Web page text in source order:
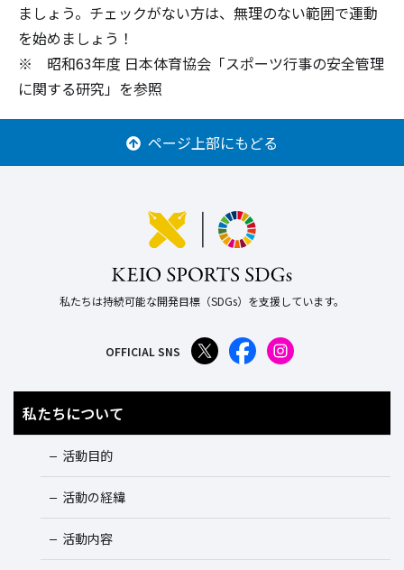
ましょう。チェックがない方は、無理のない範囲で運動
を始めましょう！
※ 昭和63年度 日本体育協会「スポーツ行事の安全管理
に関する研究」を参照
ページ上部にもどる
私たちは持続可能な開発目標（SDGs）を支援しています。
OFFICIAL SNS
私たちについて
活動目的
活動の経緯
活動内容